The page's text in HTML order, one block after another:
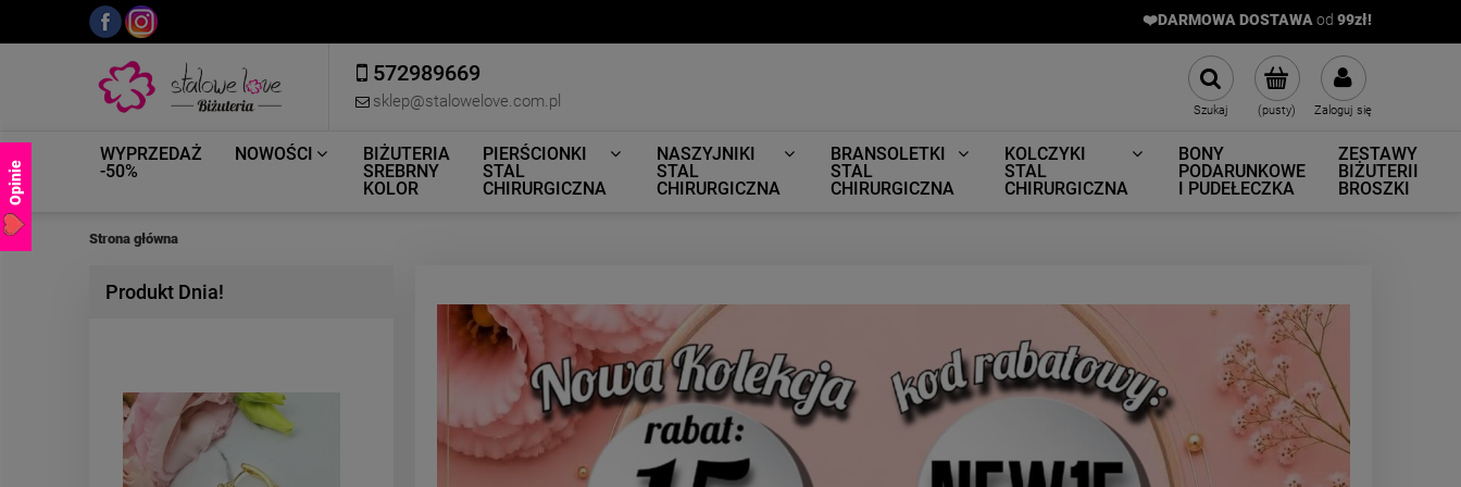
❤️DARMOWA DOSTAWA od 99zł!
572989669
sklep@stalowelove.com.pl (pusty) Zaloguj się
Szukaj
WYPRZEDAŻ
-50%
NOWOŚCI
BIŻUTERIA
SREBRNY
KOLOR
PIERŚCIONKI
STAL
CHIRURGICZNA
NASZYJNIKI
STAL
CHIRURGICZNA
BRANSOLETKI
STAL
CHIRURGICZNA
KOLCZYKI
STAL
CHIRURGICZNA
BONY
PODARUNKOWE
I PUDEŁECZKA
ZESTAWY
BIŻUTERII
BROSZKI
Strona główna
Produkt Dnia!
Opinie